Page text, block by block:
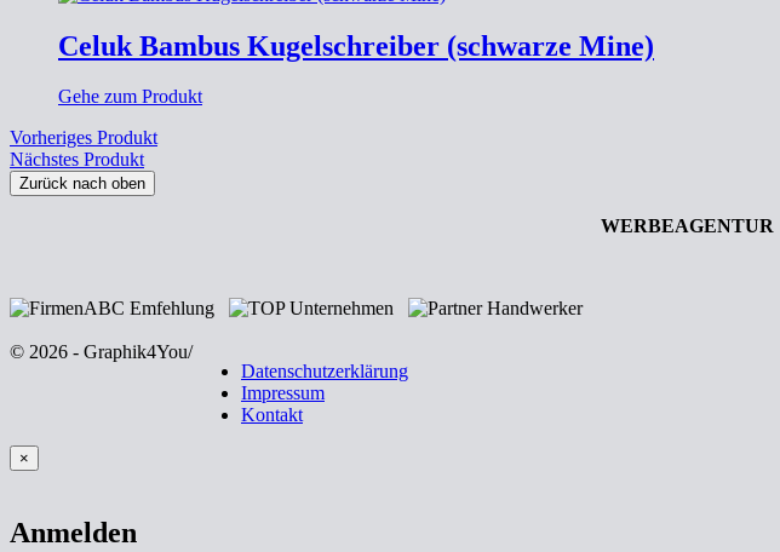
Celuk Bambus Kugelschreiber (schwarze Mine)
Gehe zum Produkt
Vorheriges Produkt
Nächstes Produkt
Zurück nach oben
WERBEAGENTUR
© 2026 - Graphik4You/
Datenschutzerklärung
Impressum
Kontakt
×
Anmelden